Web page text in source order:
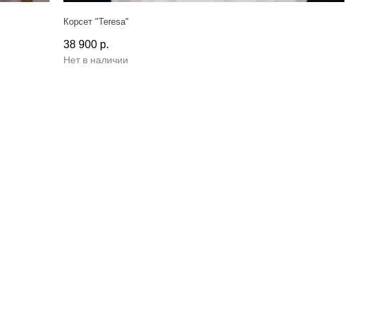
Корсет "Teresa"
38 900 р.
Нет в наличии